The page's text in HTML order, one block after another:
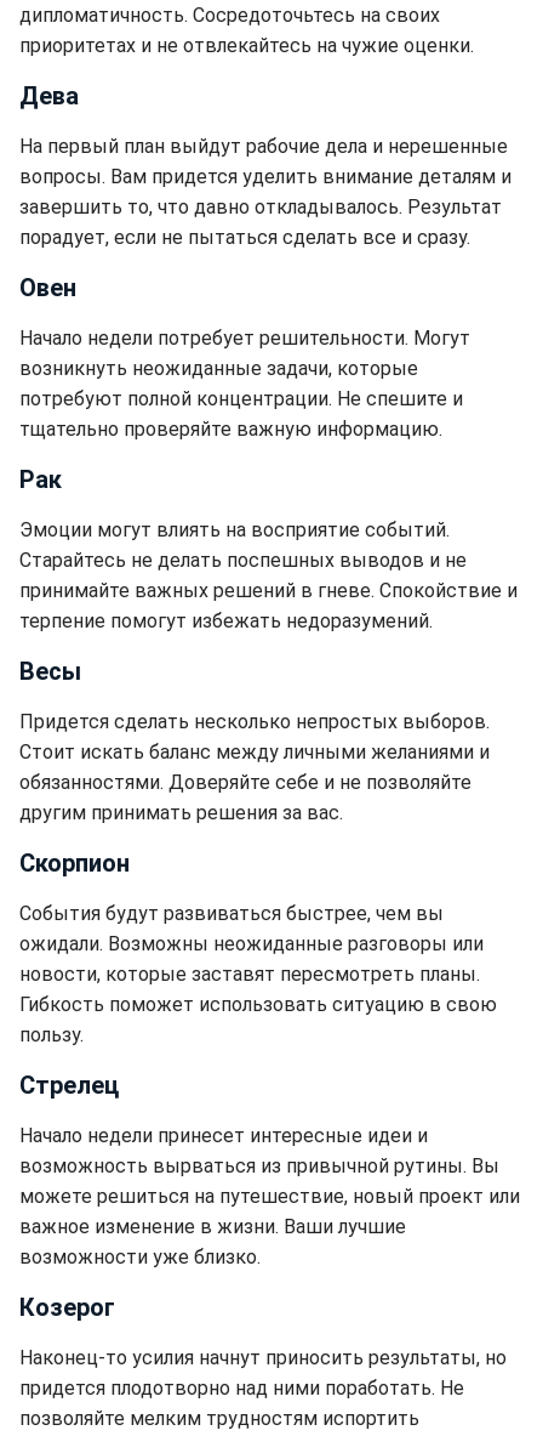
дипломатичность. Сосредоточьтесь на своих
приоритетах и не отвлекайтесь на чужие оценки.
Дева
На первый план выйдут рабочие дела и нерешенные
вопросы. Вам придется уделить внимание деталям и
завершить то, что давно откладывалось. Результат
порадует, если не пытаться сделать все и сразу.
Овен
Начало недели потребует решительности. Могут
возникнуть неожиданные задачи, которые
потребуют полной концентрации. Не спешите и
тщательно проверяйте важную информацию.
Рак
Эмоции могут влиять на восприятие событий.
Старайтесь не делать поспешных выводов и не
принимайте важных решений в гневе. Спокойствие и
терпение помогут избежать недоразумений.
Весы
Придется сделать несколько непростых выборов.
Стоит искать баланс между личными желаниями и
обязанностями. Доверяйте себе и не позволяйте
другим принимать решения за вас.
Скорпион
События будут развиваться быстрее, чем вы
ожидали. Возможны неожиданные разговоры или
новости, которые заставят пересмотреть планы.
Гибкость поможет использовать ситуацию в свою
пользу.
Стрелец
Начало недели принесет интересные идеи и
возможность вырваться из привычной рутины. Вы
можете решиться на путешествие, новый проект или
важное изменение в жизни. Ваши лучшие
возможности уже близко.
Козерог
Наконец-то усилия начнут приносить результаты, но
придется плодотворно над ними поработать. Не
позволяйте мелким трудностям испортить